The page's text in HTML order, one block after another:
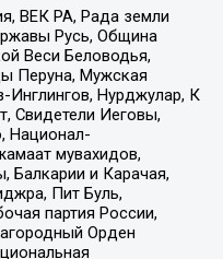
ВЕК РА, Рада земли
Русь, Община
Веси Беловодья,
Перуна, Мужская
Инглингов, Нурджулар, К
Свидетели Иеговы,
Национал-
мувахидов,
Балкарии и Карачая,
Пит Буль,
партия России,
Орден